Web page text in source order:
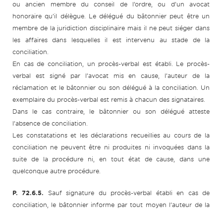
ou ancien membre du conseil de l’ordre, ou d’un avocat
honoraire qu’il délègue. Le délégué du bâtonnier peut être un
membre de la juridiction disciplinaire mais il ne peut siéger dans
les affaires dans lesquelles il est intervenu au stade de la
conciliation.
En cas de conciliation, un procès-verbal est établi. Le procès-
verbal est signé par l’avocat mis en cause, l’auteur de la
réclamation et le bâtonnier ou son délégué à la conciliation. Un
exemplaire du procès-verbal est remis à chacun des signataires.
Dans le cas contraire, le bâtonnier ou son délégué atteste
l’absence de conciliation.
Les constatations et les déclarations recueillies au cours de la
conciliation ne peuvent être ni produites ni invoquées dans la
suite de la procédure ni, en tout état de cause, dans une
quelconque autre procédure.
P. 72.6.5. Sauf signature du procès-verbal établi en cas de
conciliation, le bâtonnier informe par tout moyen l’auteur de la